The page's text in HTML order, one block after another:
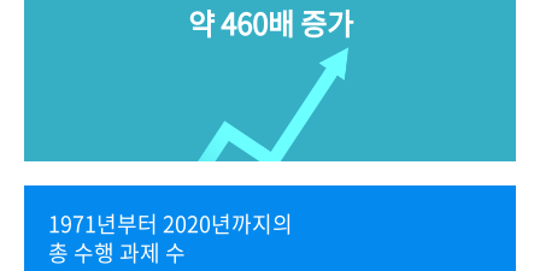
약 460배 증가
1971년부터 2020년까지의
총 수행 과제 수